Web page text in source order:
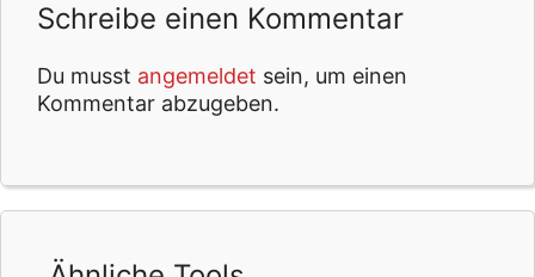
Schreibe einen Kommentar
Du musst angemeldet sein, um einen
Kommentar abzugeben.